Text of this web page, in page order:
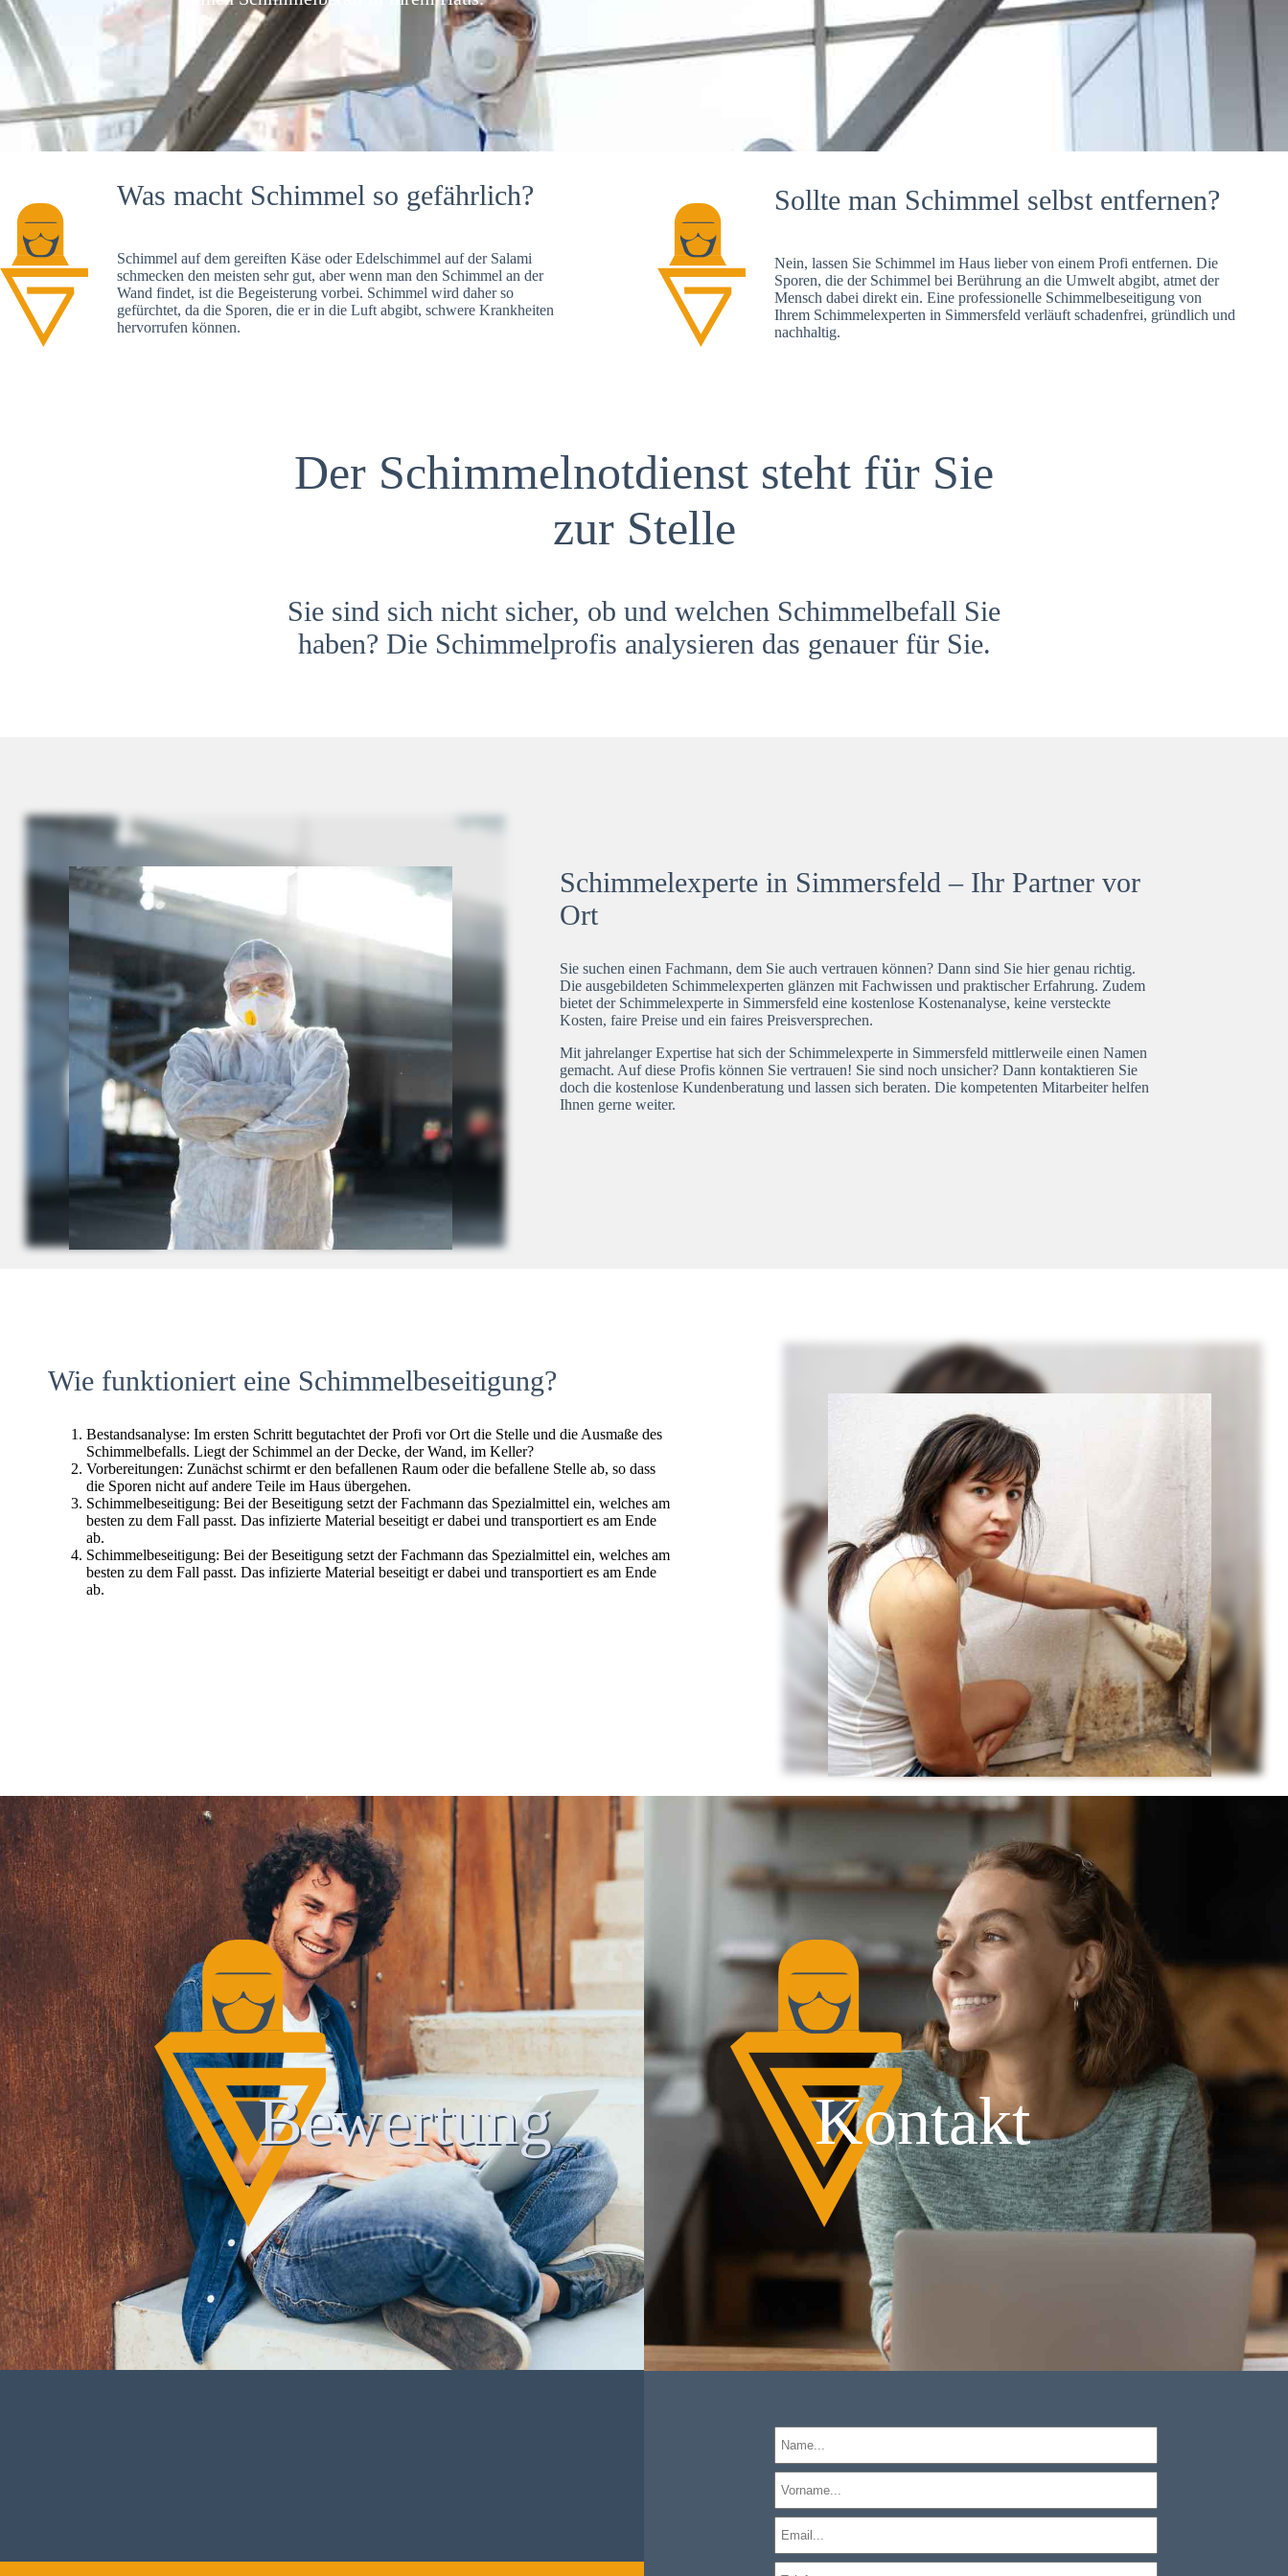
Was macht Schimmel so gefährlich?
Schimmel auf dem gereiften Käse oder Edelschimmel auf der Salami
schmecken den meisten sehr gut, aber wenn man den Schimmel an der
Wand findet, ist die Begeisterung vorbei. Schimmel wird daher so
gefürchtet, da die Sporen, die er in die Luft abgibt, schwere Krankheiten
hervorrufen können.
Sollte man Schimmel selbst entfernen?
Nein, lassen Sie Schimmel im Haus lieber von einem Profi entfernen. Die
Sporen, die der Schimmel bei Berührung an die Umwelt abgibt, atmet der
Mensch dabei direkt ein. Eine professionelle Schimmelbeseitigung von
Ihrem Schimmelexperten in Simmersfeld verläuft schadenfrei, gründlich und
nachhaltig.
Der Schimmelnotdienst steht für Sie
zur Stelle
Sie sind sich nicht sicher, ob und welchen Schimmelbefall Sie
haben? Die Schimmelprofis analysieren das genauer für Sie.
Schimmelexperte in Simmersfeld – Ihr Partner vor
Ort
Sie suchen einen Fachmann, dem Sie auch vertrauen können? Dann sind Sie hier genau richtig.
Die ausgebildeten Schimmelexperten glänzen mit Fachwissen und praktischer Erfahrung. Zudem
bietet der Schimmelexperte in Simmersfeld eine kostenlose Kostenanalyse, keine versteckte
Kosten, faire Preise und ein faires Preisversprechen.
Mit jahrelanger Expertise hat sich der Schimmelexperte in Simmersfeld mittlerweile einen Namen
gemacht. Auf diese Profis können Sie vertrauen! Sie sind noch unsicher? Dann kontaktieren Sie
doch die kostenlose Kundenberatung und lassen sich beraten. Die kompetenten Mitarbeiter helfen
Ihnen gerne weiter.
Wie funktioniert eine Schimmelbeseitigung?
Bestandsanalyse: Im ersten Schritt begutachtet der Profi vor Ort die Stelle und die Ausmaße des
Schimmelbefalls. Liegt der Schimmel an der Decke, der Wand, im Keller?
Vorbereitungen: Zunächst schirmt er den befallenen Raum oder die befallene Stelle ab, so dass
die Sporen nicht auf andere Teile im Haus übergehen.
Schimmelbeseitigung: Bei der Beseitigung setzt der Fachmann das Spezialmittel ein, welches am
besten zu dem Fall passt. Das infizierte Material beseitigt er dabei und transportiert es am Ende
ab.
Schimmelbeseitigung: Bei der Beseitigung setzt der Fachmann das Spezialmittel ein, welches am
besten zu dem Fall passt. Das infizierte Material beseitigt er dabei und transportiert es am Ende
ab.
Bewertung Kontakt